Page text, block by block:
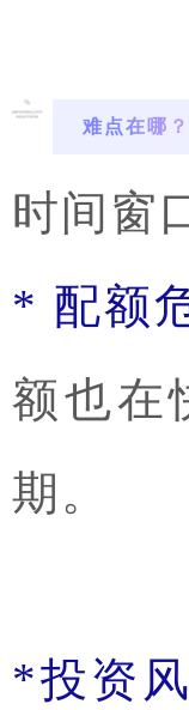
难点在哪？
时间窗
* 配额
额也在
期。
*投资